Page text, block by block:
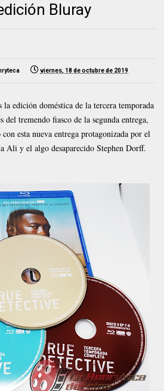
Bluray
viernes, 18 de octubre de 2019
la edición doméstica de la tercera temporada
del tremendo fiasco de la segunda entrega,
esta nueva entrega protagonizada por el
Ali y el algo desaparecido Stephen Dorff.